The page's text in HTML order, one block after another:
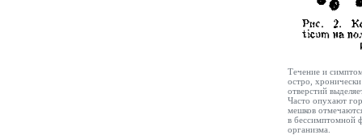
Течение и
остро,
отверстий
Часто опухают
мешков
в бессимптомной
организма.